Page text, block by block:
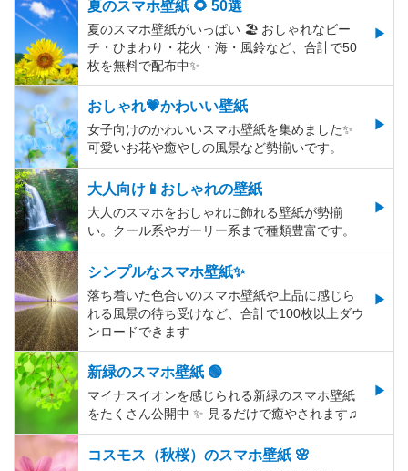
夏のスマホ壁紙 🌻 50選
夏のスマホ壁紙がいっぱい 🏖 おしゃれなビー
チ・ひまわり・花火・海・風鈴など、合計で50
枚を無料で配布中✨
おしゃれ💗かわいい壁紙
女子向けのかわいいスマホ壁紙を集めました✨
可愛いお花や癒やしの風景など勢揃いです。
大人向け📱おしゃれの壁紙
大人のスマホをおしゃれに飾れる壁紙が勢揃
い。クール系やガーリー系まで種類豊富です。
シンプルなスマホ壁紙✨
落ち着いた色合いのスマホ壁紙や上品に感じら
れる風景の待ち受けなど、合計で100枚以上ダウ
ンロードできます
新緑のスマホ壁紙 🟢
マイナスイオンを感じられる新緑のスマホ壁紙
をたくさん公開中 ✨ 見るだけで癒やされます♫
コスモス（秋桜）のスマホ壁紙 🌸